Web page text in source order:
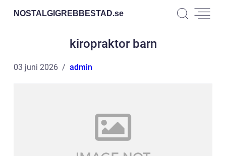
NOSTALGIGREBBESTAD.se
kiropraktor barn
03 juni 2026 admin